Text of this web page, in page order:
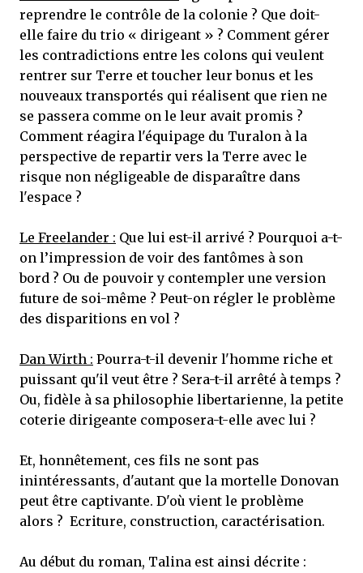
reprendre le contrôle de la colonie ? Que doit-
elle faire du trio « dirigeant » ? Comment gérer
les contradictions entre les colons qui veulent
rentrer sur Terre et toucher leur bonus et les
nouveaux transportés qui réalisent que rien ne
se passera comme on le leur avait promis ?
Comment réagira l'équipage du Turalon à la
perspective de repartir vers la Terre avec le
risque non négligeable de disparaître dans
l'espace ?
Le Freelander : Que lui est-il arrivé ? Pourquoi a-t-
on l’impression de voir des fantômes à son
bord ? Ou de pouvoir y contempler une version
future de soi-même ? Peut-on régler le problème
des disparitions en vol ?
Dan Wirth : Pourra-t-il devenir l'homme riche et
puissant qu'il veut être ? Sera-t-il arrêté à temps ?
Ou, fidèle à sa philosophie libertarienne, la petite
coterie dirigeante composera-t-elle avec lui ?
Et, honnêtement, ces fils ne sont pas
inintéressants, d'autant que la mortelle Donovan
peut être captivante. D'où vient le problème
alors ? Ecriture, construction, caractérisation.
Au début du roman, Talina est ainsi décrite :